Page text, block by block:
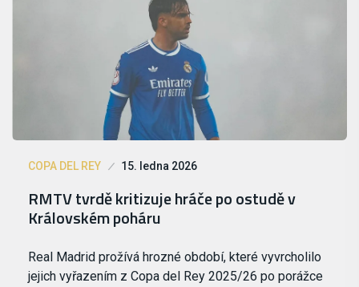
COPA DEL REY 15. ledna 2026
RMTV tvrdě kritizuje hráče po ostudě v
Královském poháru
Real Madrid prožívá hrozné období, které vyvrcholilo
jejich vyřazením z Copa del Rey 2025/26 po porážce